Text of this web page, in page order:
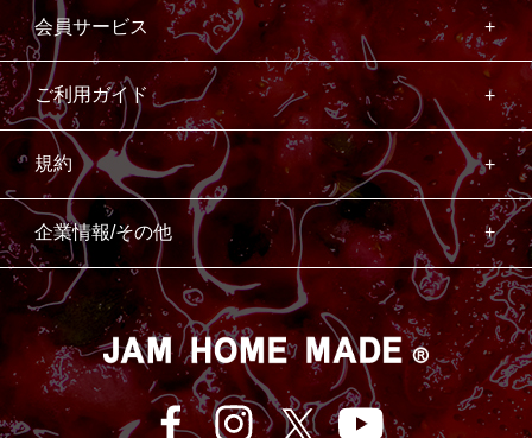
会員サービス
ご利用ガイド
規約
企業情報/その他